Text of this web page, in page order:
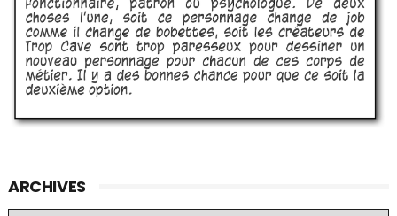
ARCHIVES